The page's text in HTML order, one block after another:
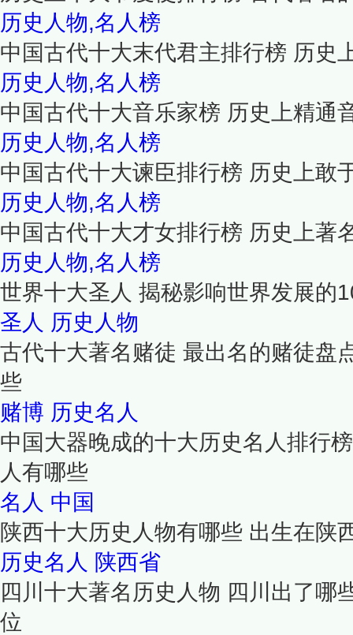
历史人物,名人榜
中国古代十大末代君主排行榜 历史
历史人物,名人榜
中国古代十大音乐家榜 历史上精通
历史人物,名人榜
中国古代十大谏臣排行榜 历史上敢
历史人物,名人榜
中国古代十大才女排行榜 历史上著
历史人物,名人榜
世界十大圣人 揭秘影响世界发展的
圣人 历史人物
古代十大著名赌徒 最出名的赌徒盘
些
赌博 历史名人
中国大器晚成的十大历史名人排行
人有哪些
名人 中国
陕西十大历史人物有哪些 出生在陕
历史名人 陕西省
四川十大著名历史人物 四川出了哪
位